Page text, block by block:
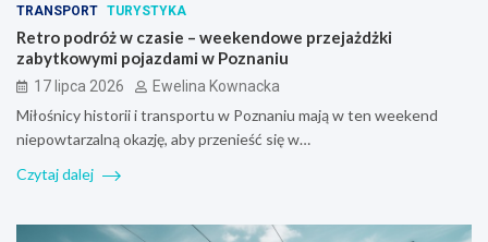
TRANSPORT TURYSTYKA
Retro podróż w czasie – weekendowe przejażdżki
zabytkowymi pojazdami w Poznaniu
17 lipca 2026 Ewelina Kownacka
Miłośnicy historii i transportu w Poznaniu mają w ten weekend
niepowtarzalną okazję, aby przenieść się w…
Czytaj dalej